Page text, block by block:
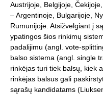
Austrijoje, Belgijoje,
– Argentinoje, Bulgarijoje,
Rumunijoje. Atsižvelgiant į
ypatingos šios rinkimų
padalijimu (angl. vote-
balso sistema (angl. single
rinkėjas turi tiek balsų, kiek
rinkėjas balsus gali
sąrašų kandidatams